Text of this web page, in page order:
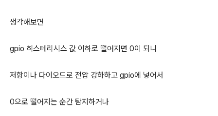
생각해보면
gpio 히스테리시스 값 이하로 떨어지면 0이 되니
저항이나 다이오드로 전압 강하하고 gpio에 넣어서
0으로 떨어지는 순간 탐지하거나